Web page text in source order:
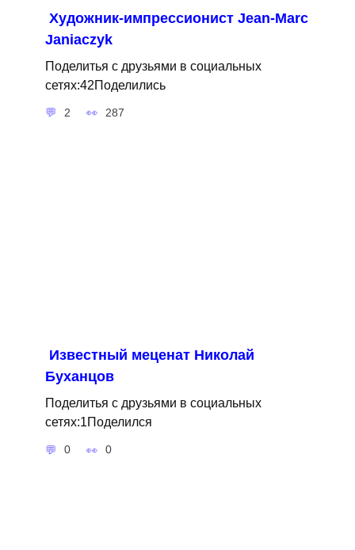
Художник-импрессионист Jean-Marc
Janiaczyk
Поделитья с друзьями в социальных
сетях:42Поделились
2 287
Известный меценат Николай
Буханцов
Поделитья с друзьями в социальных
сетях:1Поделился
0 0